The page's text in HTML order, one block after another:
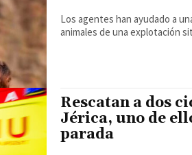
Los agentes han ayudado a
animales de una explotación
Rescatan a dos
Jérica, uno de
parada